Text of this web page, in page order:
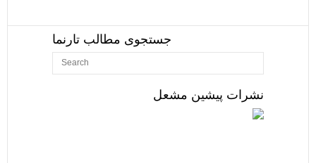
جستجوی مطالب تارنما
نشرات پیشین مشعل